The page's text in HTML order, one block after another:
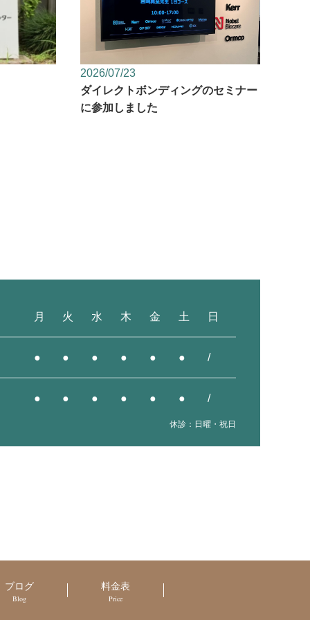
2026/07/23
ダイレクトボンディングのセミナー
に参加しました
月 火 水 木 金 土 日
● ● ● ● ● ● /
● ● ● ● ● ● /
休診：日曜・祝日
ブログ
Blog
料金表
Price